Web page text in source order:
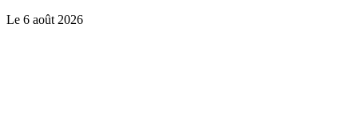
Le 6 août 2026